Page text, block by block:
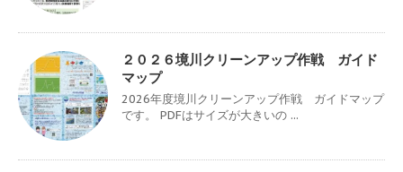
２０２６境川クリーンアップ作戦 ガイド
マップ
2026年度境川クリーンアップ作戦 ガイドマップ
です。 PDFはサイズが大きいの ...